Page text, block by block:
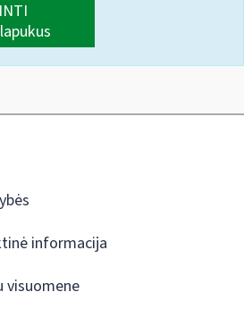
informacija
visuomene